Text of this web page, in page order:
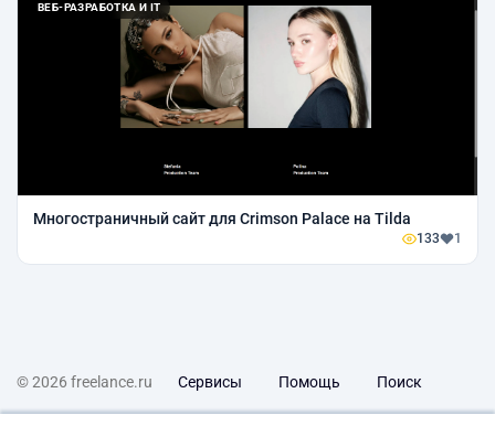
ВЕБ-РАЗРАБОТКА И IT
Многостраничный сайт для Crimson Palace на Tilda
133 1
© 2026 freelance.ru Сервисы Помощь Поиск